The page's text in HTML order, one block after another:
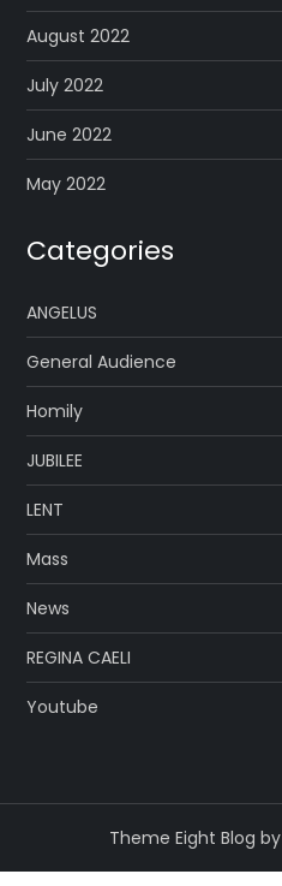
August 2022
July 2022
June 2022
May 2022
Categories
ANGELUS
General Audience
Homily
JUBILEE
LENT
Mass
News
REGINA CAELI
Youtube
Theme Eight Blog by